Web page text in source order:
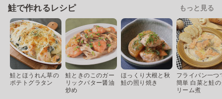
鮭で作れるレシピ もっと見る
鮭とほうれん草の
ポテトグラタン
鮭ときのこのガー
リックバター醤油
炒め
ほっくり大根と秋
鮭の照り焼き
フライパン一つ
簡単 白菜と鮭
リーム煮